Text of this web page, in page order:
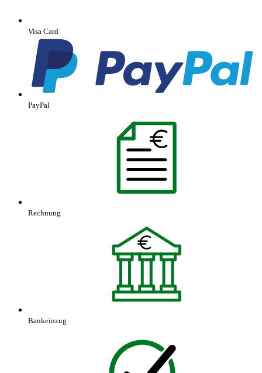
Visa Card
PayPal
Rechnung
Bankeinzug